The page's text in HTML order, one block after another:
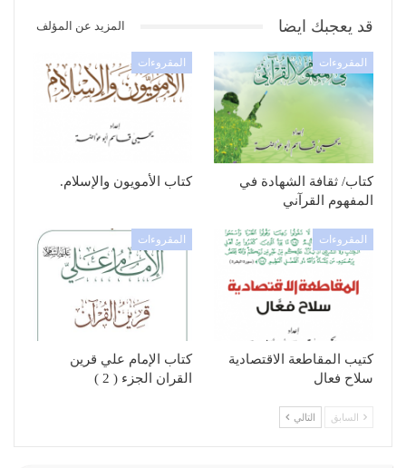
قد يعجبك ايضا المزيد عن المؤلف
المقروءات
كتاب/ ثقافة الشهادة في
المفهوم القرآني
المقروءات
كتاب الأمويون والإسلام.
المقروءات
كتيب المقاطعة الاقتصادية
سلاح فعال
المقروءات
كتاب الإمام علي قرين
القران الجزء ( 2 )
السابق التالي